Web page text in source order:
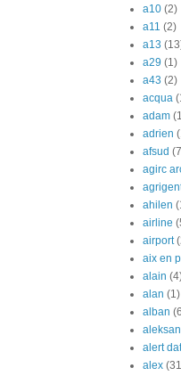
a10 (2)
a11 (2)
a13
a29 (1)
a43 (2)
acqua
adam
adrien
afsud
agirc
ahilen
airline
airport
aix en
alain
alan (1)
alban
alert
alex